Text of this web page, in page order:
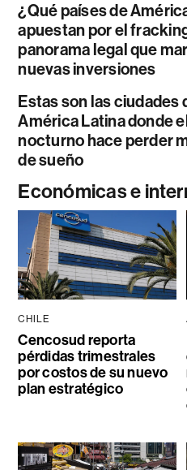
¿Qué países de
apuestan por el
panorama legal que
nuevas inversiones
Estas son las ciudades
América Latina donde
nocturno hace perder
de sueño
Económicas e
CHILE
Cencosud reporta
pérdidas trimestrales
por costos de su nuevo
plan estratégico